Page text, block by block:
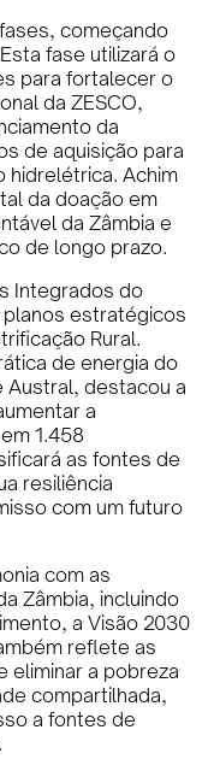
começando
fase utilizará o
para fortalecer o
da ZESCO,
da
de aquisição para
hidrelétrica. Achim
da doação em
da Zâmbia e
de longo prazo.
Integrados do
planos estratégicos
Rural.
de energia do
Austral, destacou a
a
1.458
as fontes de
resiliência
com um futuro
com as
Zâmbia, incluindo
a Visão 2030
reflete as
eliminar a pobreza
compartilhada,
a fontes de